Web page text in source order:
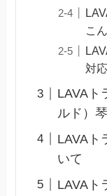
こ
対
LAVAト
ルド）
LAVAト
いて
LAVAト